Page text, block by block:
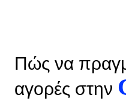
Πώς να
αγορές στην